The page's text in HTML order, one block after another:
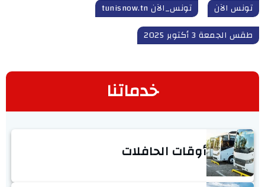
تونس الآن
تونس_الآن tunisnow.tn
طقس الجمعة 3 أكتوبر 2025
خدماتنا
أوقات الحافلات